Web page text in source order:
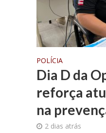
POLÍCIA
Dia D da
reforça
na
2 dias atrás